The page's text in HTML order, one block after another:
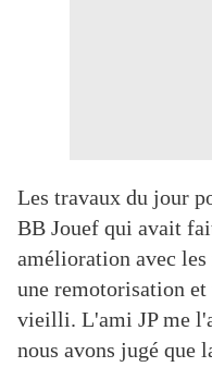
Les travaux du jour
BB Jouef qui avait
amélioration avec
une remotorisation
vieilli. L'ami JP me
nous avons jugé que